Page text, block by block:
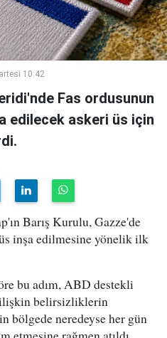
10:42
Fas ordusunun
edilecek askeri üs için
Barış Kurulu, Gazze'de
inşa edilmesine yönelik ilk
bu adım, ABD destekli
ilişkin belirsizliklerin
bölgede neredeyse her gün